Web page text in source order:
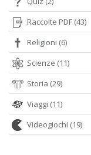
Raccolte PDF (43)
Religioni (6)
Scienze (11)
Storia (29)
Viaggi (11)
Videogiochi (19)